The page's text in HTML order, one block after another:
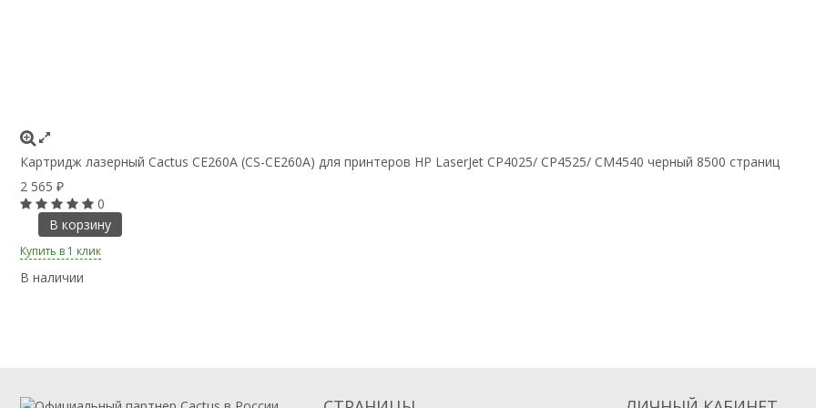
Картридж лазерный Cactus CE260A (CS-CE260A) для принтеров HP LaserJet CP4025/ CP4525/ CM4540 черный 8500 страниц
2 565 ₽
0
В корзину
Купить в 1 клик
В наличии